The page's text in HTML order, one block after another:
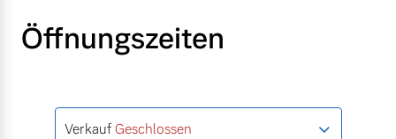
Öffnungszeiten
Verkauf Geschlossen